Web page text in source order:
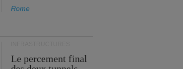
Rome
Le percement final